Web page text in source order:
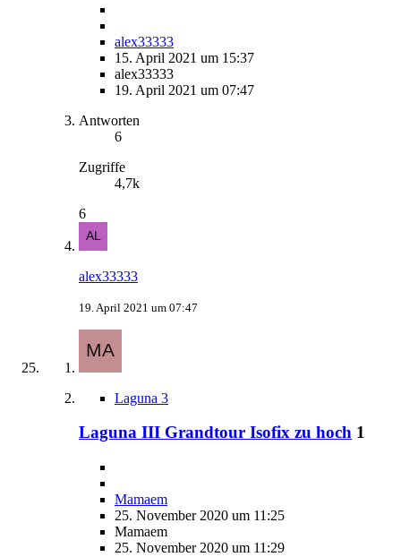
alex33333
15. April 2021 um 15:37
alex33333
19. April 2021 um 07:47
Antworten
6
Zugriffe
4,7k
6
alex33333
19. April 2021 um 07:47
Laguna 3
Laguna III Grandtour Isofix zu hoch 1
Mamaem
25. November 2020 um 11:25
Mamaem
25. November 2020 um 11:29